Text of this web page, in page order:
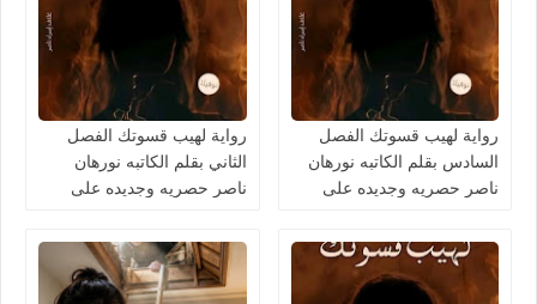
رواية لهيب قسوتك الفصل
السادس بقلم الكاتبه نورهان
ناصر حصريه وجديده على
والمعلومات
رواية لهيب قسوتك الفصل
الثاني بقلم الكاتبه نورهان
ناصر حصريه وجديده على
والمعلومات